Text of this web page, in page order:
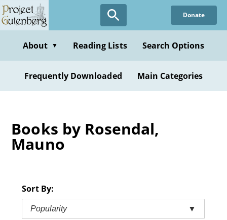
Skip
to
content
Donate
About ▼ Reading Lists Search Options
Frequently Downloaded Main Categories
Books by Rosendal,
Mauno
Sort By:
Popularity ▼